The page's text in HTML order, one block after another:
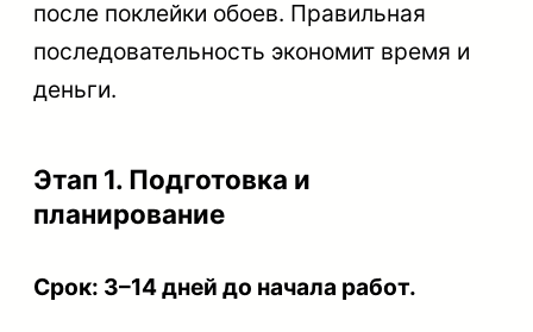
после поклейки обоев. Правильная
последовательность экономит время и
деньги.
Этап 1. Подготовка и
планирование
Срок: 3–14 дней до начала работ.